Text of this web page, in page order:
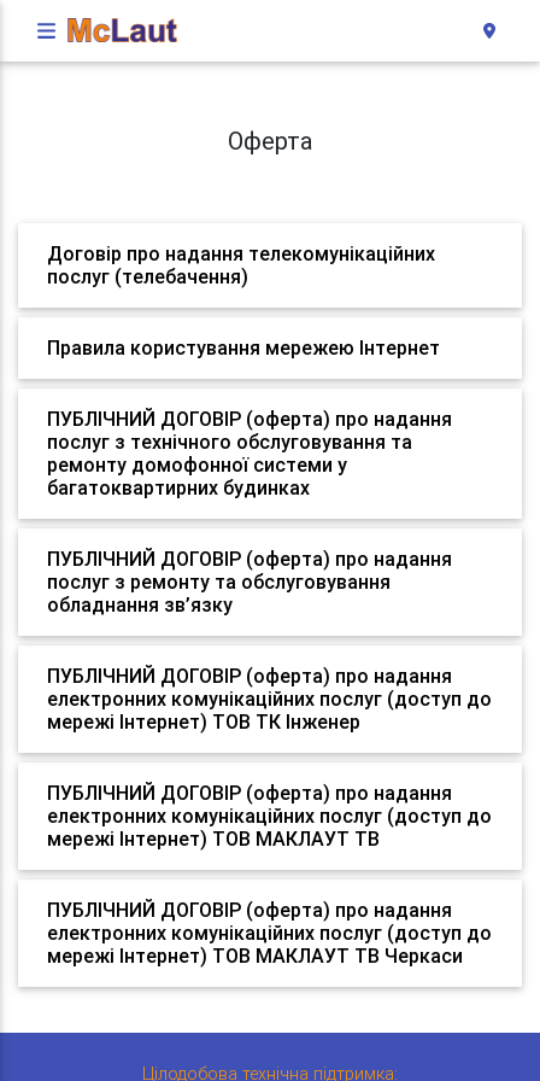
Оферта
Договір про надання телекомунікаційних
послуг (телебачення)
Правила користування мережею Інтернет
ПУБЛІЧНИЙ ДОГОВІР (оферта) про надання
послуг з технічного обслуговування та
ремонту домофонної системи у
багатоквартирних будинках
ПУБЛІЧНИЙ ДОГОВІР (оферта) про надання
послуг з ремонту та обслуговування
обладнання зв’язку
ПУБЛІЧНИЙ ДОГОВІР (оферта) про надання
електронних комунікаційних послуг (доступ до
мережі Інтернет) ТОВ ТК Інженер
ПУБЛІЧНИЙ ДОГОВІР (оферта) про надання
електронних комунікаційних послуг (доступ до
мережі Інтернет) ТОВ МАКЛАУТ ТВ
ПУБЛІЧНИЙ ДОГОВІР (оферта) про надання
електронних комунікаційних послуг (доступ до
мережі Інтернет) ТОВ МАКЛАУТ ТВ Черкаси
Цілодобова технічна підтримка: